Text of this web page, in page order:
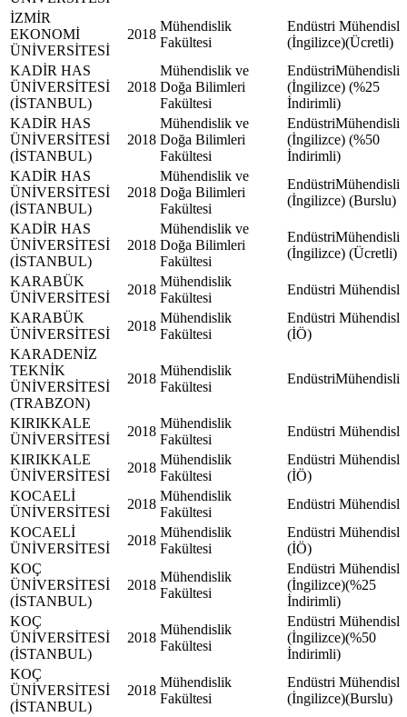
İZMİR
EKONOMİ
ÜNİVERSİTESİ
2018
Mühendislik
Fakültesi
Endüstri
(İngilizce)(Ücretli)
KADİR HAS
ÜNİVERSİTESİ
(İSTANBUL)
2018
Mühendislik ve
Doğa Bilimleri
Fakültesi
(İngilizce) (%25
İndirimli)
KADİR HAS
ÜNİVERSİTESİ
(İSTANBUL)
2018
Mühendislik ve
Doğa Bilimleri
Fakültesi
(İngilizce) (%50
İndirimli)
KADİR HAS
ÜNİVERSİTESİ
(İSTANBUL)
2018
Mühendislik ve
Doğa Bilimleri
Fakültesi
(İngilizce) (Burslu)
KADİR HAS
ÜNİVERSİTESİ
(İSTANBUL)
2018
Mühendislik ve
Doğa Bilimleri
Fakültesi
(İngilizce) (Ücretli)
KARABÜK
ÜNİVERSİTESİ
2018
Mühendislik
Fakültesi
Endüstri
KARABÜK
ÜNİVERSİTESİ
2018
Mühendislik
Fakültesi
Endüstri
(İÖ)
KARADENİZ
TEKNİK
ÜNİVERSİTESİ
(TRABZON)
2018
Mühendislik
Fakültesi
KIRIKKALE
ÜNİVERSİTESİ
2018
Mühendislik
Fakültesi
Endüstri
KIRIKKALE
ÜNİVERSİTESİ
2018
Mühendislik
Fakültesi
Endüstri
(İÖ)
KOCAELİ
ÜNİVERSİTESİ
2018
Mühendislik
Fakültesi
Endüstri
KOCAELİ
ÜNİVERSİTESİ
2018
Mühendislik
Fakültesi
Endüstri
(İÖ)
KOÇ
ÜNİVERSİTESİ
(İSTANBUL)
2018
Mühendislik
Fakültesi
Endüstri
(İngilizce)(%25
İndirimli)
KOÇ
ÜNİVERSİTESİ
(İSTANBUL)
2018
Mühendislik
Fakültesi
Endüstri
(İngilizce)(%50
İndirimli)
KOÇ
ÜNİVERSİTESİ
(İSTANBUL)
2018
Mühendislik
Fakültesi
Endüstri
(İngilizce)(Burslu)